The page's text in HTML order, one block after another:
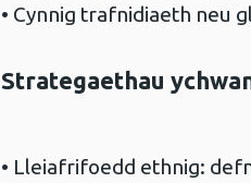
• Cynnig trafnidiaeth neu
Strategaethau
• Lleiafrifoedd ethnig: